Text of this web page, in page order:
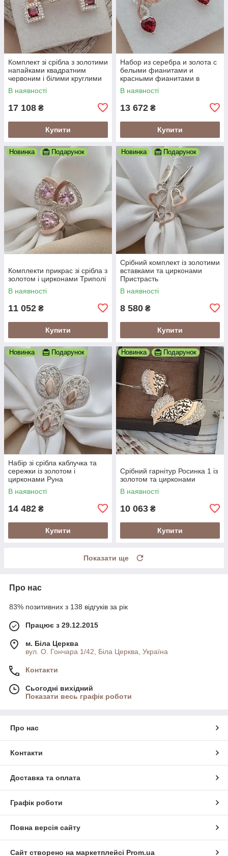
Комплект зі срібла з золотими
напайками квадратним
червоним і білими круглими
фіанітами
В наявності
17 108 ₴
Купити
Набор из серебра и золота с
белыми фианитами и
красными фианитами в
форме сердца
В наявності
13 672 ₴
Купити
Новинка Подарунок
Комплекти прикрас зі срібла з
золотом і цирконами Триполі
В наявності
11 052 ₴
Купити
Новинка Подарунок
Срібний комплект із золотими
вставками та цирконами
Пристрасть
В наявності
8 580 ₴
Купити
Новинка Подарунок
Набір зі срібла каблучка та
сережки із золотом і
цирконами Руна
В наявності
14 482 ₴
Купити
Новинка Подарунок
Срібний гарнітур Росинка 1 із
золотом та цирконами
В наявності
10 063 ₴
Купити
Показати ще
Про нас
83% позитивних з 138 відгуків за рік
Працює з 29.12.2015
м. Біла Церква
вул. О. Гончара 1/42, Біла Церква, Україна
Контакти
Сьогодні вихідний
Показати весь графік роботи
Про нас
Контакти
Доставка та оплата
Графік роботи
Повна версія сайту
Сайт створено на маркетплейсі Prom.ua